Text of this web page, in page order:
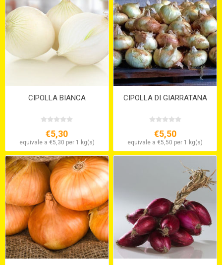
CIPOLLA BIANCA
€5,30
equivale a €5,30 per 1 kg(s)
CIPOLLA DI GIARRATANA
€5,50
equivale a €5,50 per 1 kg(s)